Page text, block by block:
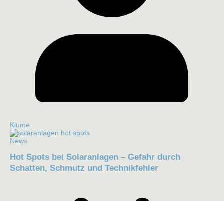
Kiume
News
Hot Spots bei Solaranlagen – Gefahr durch
Schatten, Schmutz und Technikfehler